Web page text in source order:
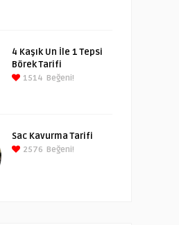
4 Kaşık Un İle 1 Tepsi
Börek Tarifi
1514 Beğeni!
Sac Kavurma Tarifi
2576 Beğeni!